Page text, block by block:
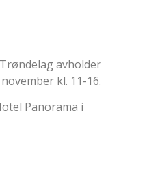
avholder
kl. 11-16.
Panorama i